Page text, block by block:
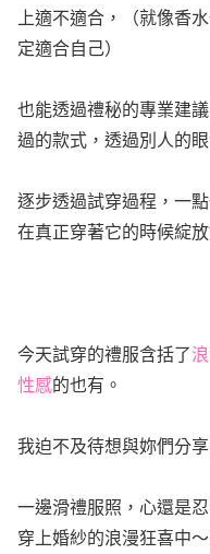
上適不適合，（就像香
定適合自己）
也能透過禮秘的專業建
過的款式，透過別人的
逐步透過試穿過程，一
在真正穿著它的時候綻
今天試穿的禮服含括了
性感的也有。
我迫不及待想與妳們分
一邊滑禮服照，心還是
穿上婚紗的浪漫狂喜中